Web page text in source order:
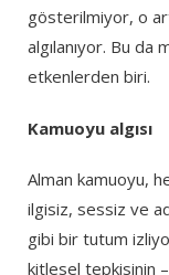
gösterilmiyor, o
algılanıyor. Bu da
etkenlerden biri.
Kamuoyu algısı
Alman kamuoyu,
ilgisiz, sessiz ve
gibi bir tutum
kitlesel tepkisinin